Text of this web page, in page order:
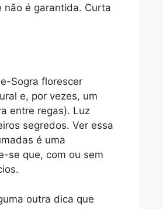
não é garantida. Curta
Sogra florescer
e, por vezes, um
entre regas). Luz
segredos. Ver essa
é uma
se que, com ou sem
outra dica que